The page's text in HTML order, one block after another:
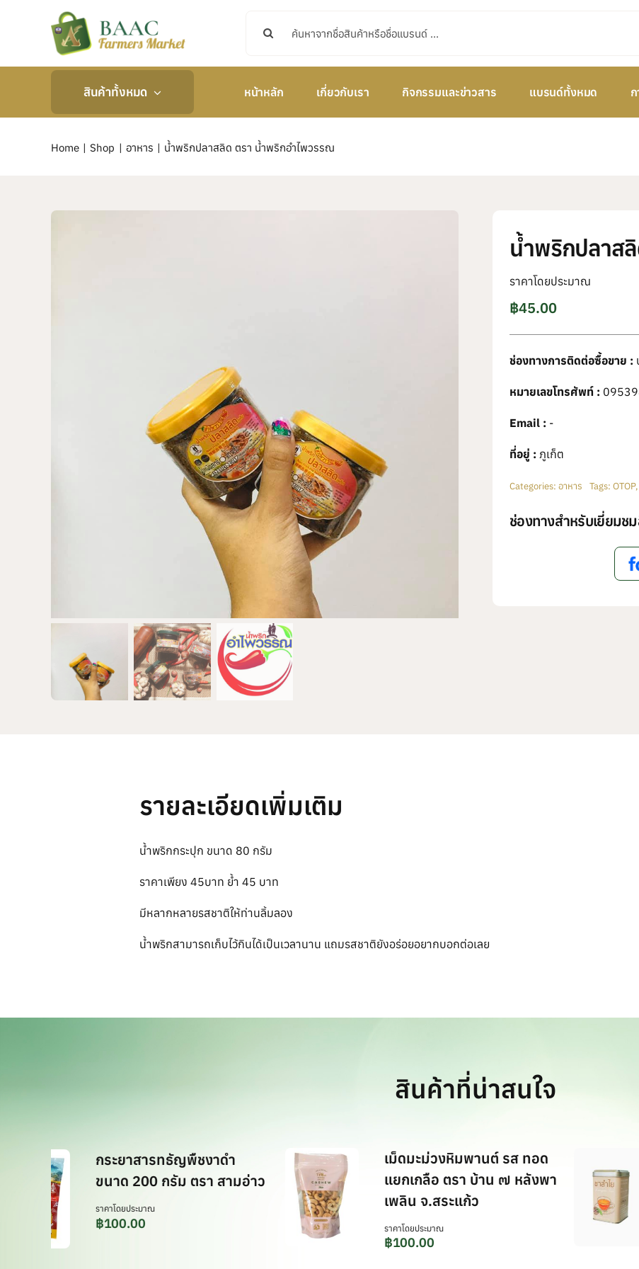
สินค้าทั้งหมด หน้าหลัก เกี่ยวกับเรา กิจกรรมและข่าวสาร แบรนด์ทั้งหมด
Home Shop อาหาร น้ำพริกปลาสลิด ตรา น้ำพริกอำไพวรรณ
น้ำพริกปลาส
ราคาโดยประมาณ
฿45.00
ช่องทางการติดต่อซื้อขาย :
หมายเลขโทรศัพท์ :
Email : -
ที่อยู่ : ภูเก็ต
Categories: อาหาร Tags: OTOP,
ช่องทางสำหรับเยี่ยมช
รายละเอียดเพิ่มเติม
น้ำพริกกระปุก ขนาด 80 กรัม
ราคาเพียง 45บาท ย้ำ 45 บาท
มีหลากหลายรสชาติให้ท่านลิ้มลอง
น้ำพริกสามารถเก็บไว้กินได้เป็นเวลานาน แถมรสชาติยังอร่อยอยากบอกต่อเลย
สินค้าที่น่าสนใจ
กระยาสารทธัญพืชงาดำ
ขนาด 200 กรัม ตรา สามอ่าว
ราคาโดยประมาณ
100.00
เม็ดมะม่วงหิมพานต์ รส ทอด
แยกเกลือ ตรา บ้าน ๗ หลังพา
เพลิน จ.สระแก้ว
ราคาโดยประมาณ
100.00